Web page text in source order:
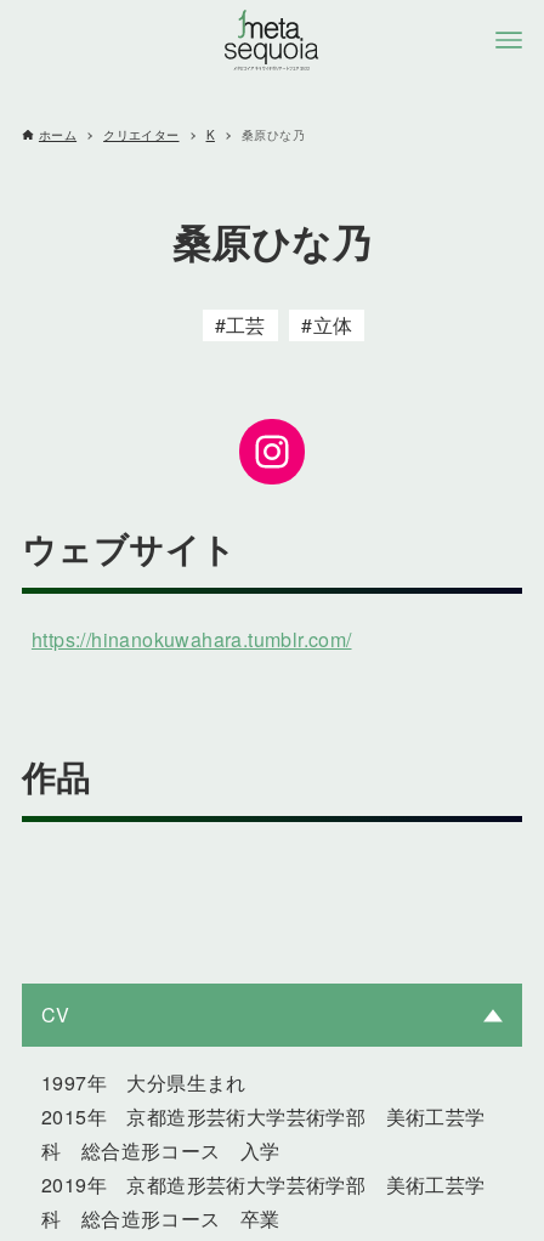
ホーム クリエイター K 桑原ひな乃
桑原ひな乃
工芸 立体
Instagram
ウェブサイト
https://hinanokuwahara.tumblr.com/
作品
CV
1997年 大分県生まれ
2015年 京都造形芸術大学芸術学部 美術工芸学
科 総合造形コース 入学
2019年 京都造形芸術大学芸術学部 美術工芸学
科 総合造形コース 卒業